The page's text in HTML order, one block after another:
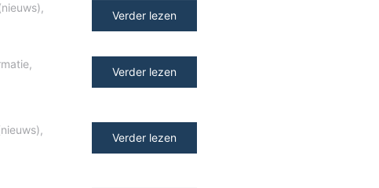
,
Verder lezen
,
Verder lezen
,
Verder lezen